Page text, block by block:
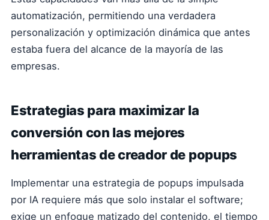
automatización, permitiendo una verdadera
personalización y optimización dinámica que antes
estaba fuera del alcance de la mayoría de las
empresas.
Estrategias para maximizar la
conversión con las mejores
herramientas de creador de popups
Implementar una estrategia de popups impulsada
por IA requiere más que solo instalar el software;
exige un enfoque matizado del contenido, el tiempo